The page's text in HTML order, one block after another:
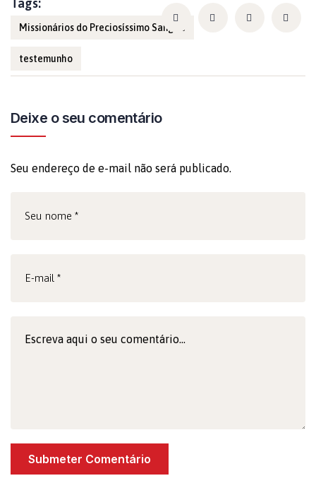
Tags:
Missionários do Preciosíssimo Sangue
testemunho
Deixe o seu comentário
Seu endereço de e-mail não será publicado.